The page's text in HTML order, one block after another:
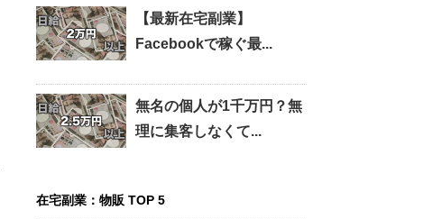
【最新在宅副業】
Facebookで稼ぐ最...
無名の個人が1千万円？無
理に集客しなくて...
在宅副業：物販 TOP 5